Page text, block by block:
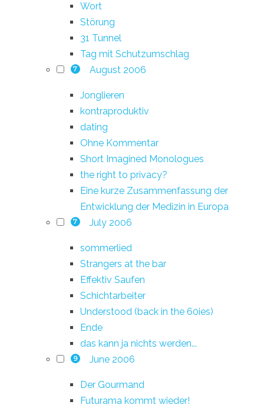
Wort
Störung
31 Tunnel
Tag mit Schutzumschlag
7 August 2006
Jonglieren
kontraproduktiv
dating
Ohne Kommentar
Short Imagined Monologues
the right to privacy?
Eine kurze Zusammenfassung der
Entwicklung der Medizin in Europa
7 July 2006
sommerlied
Strangers at the bar
Effektiv Saufen
Schichtarbeiter
Understood (back in the 60ies)
Ende
das kann ja nichts werden...
9 June 2006
Der Gourmand
Futurama kommt wieder!